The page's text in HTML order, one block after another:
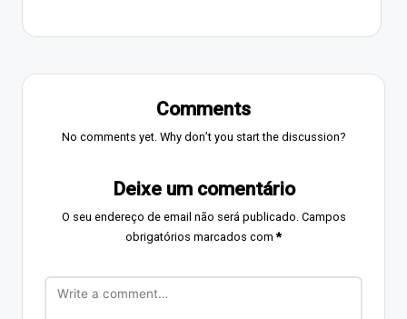
Comments
No comments yet. Why don’t you start the discussion?
Deixe um comentário
O seu endereço de email não será publicado. Campos
obrigatórios marcados com*